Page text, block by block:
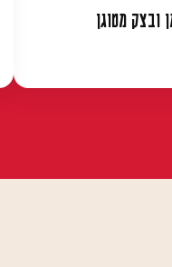
ובצק מטוגן